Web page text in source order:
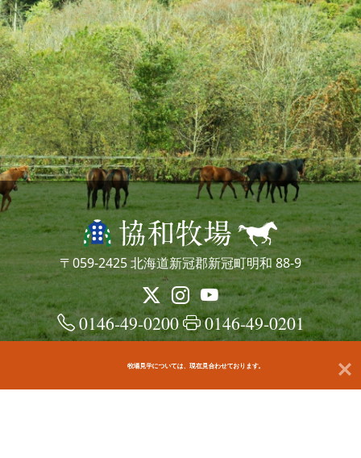
〒059-2425 北海道新冠郡新冠町明和 88-9
0146-49-0200 0146-49-0201
牧場見学については、現在見合わせております。